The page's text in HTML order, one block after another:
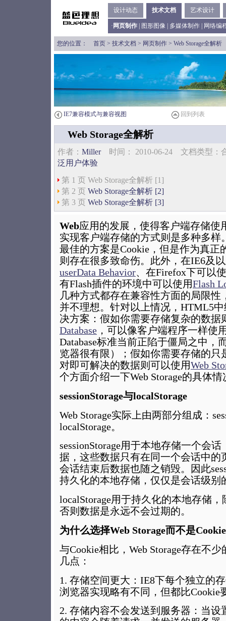
设计动态 技术文档 艺术设计
· 网页制作 图形图像 多媒体制作 网络编
您的位置： 首页 > 技术文档 > 网页制作 > Web Storage全解析
IE7兼容模式与兼容视图 回到列表
Web Storage全解析
作者： Miller时间： 2010-06-24 文档类型：
泛用户体验
第 1 页 Web Storage全解析 [1]
第 2 页 Web Storage全解析 [2]
第 3 页 Web Storage全解析 [3]
Web应用的发展，使得客户端存储使
实现客户端存储的方式则是多种多样
最佳的方案是Cookie，但是作为真正
则存在很多致命伤。此外，在IE6及
userData Behavior、在Firefox下可以
有Flash插件的环境中可以使用Flash
几种方式都存在兼容性方面的局限性
并不理想。针对以上情况，HTML5
决方案：假如你需要存储复杂的数据
Database ，可以像客户端程序一样使
Database标准当前正陷于僵局之中，
览器很有限）；假如你需要存储的只
对即可解决的数据则可以使用Web
个方面介绍一下Web Storage的具体情
sessionStorage与localStorage
Web Storage实际上由两部分组成：
localStorage。
sessionStorage用于本地存储一个会话
据，这些数据只有在同一个会话中的
会话结束后数据也随之销毁。因此
持久化的本地存储，仅仅是会话级别
localStorage用于持久化的本地存储
否则数据是永远不会过期的。
为什么选择Web Storage而不是
与Cookie相比，Web Storage存在不
几点：
1. 存储空间更大：IE8下每个独立的
浏览器实现略有不同，但都比Cookie
2. 存储内容不会发送到服务器：当设